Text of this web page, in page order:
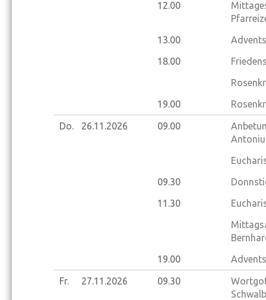
12.00
13.00
18.00
19.00
Do. 26.11.2026 09.00
09.30
11.30
19.00
Fr. 27.11.2026 09.30